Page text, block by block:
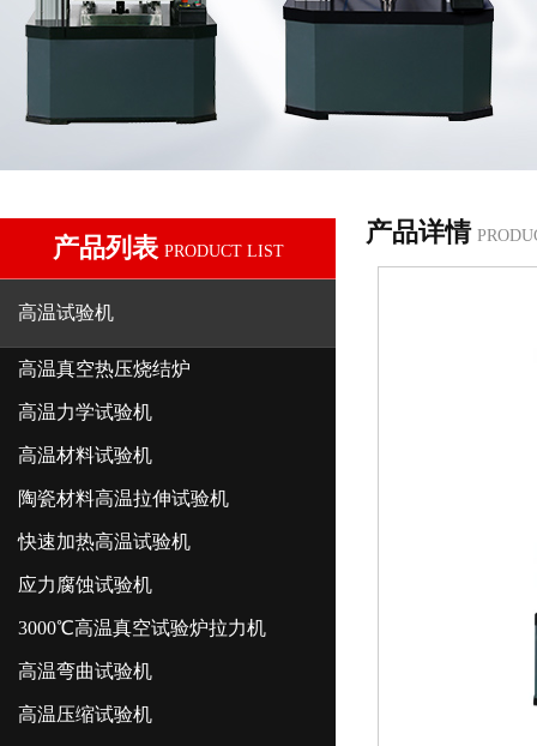
产品列表 PRODUCT LIST
高温试验机
高温真空热压烧结炉
高温力学试验机
高温材料试验机
陶瓷材料高温拉伸试验机
快速加热高温试验机
应力腐蚀试验机
3000℃高温真空试验炉拉力机
高温弯曲试验机
高温压缩试验机
产品详情